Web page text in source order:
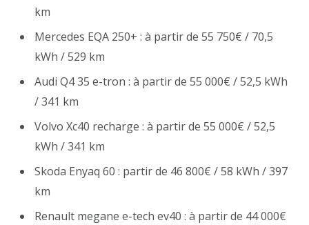
km
Mercedes EQA 250+ : à partir de 55 750€ / 70,5
kWh / 529 km
Audi Q4 35 e-tron : à partir de 55 000€ / 52,5 kWh
/ 341 km
Volvo Xc40 recharge : à partir de 55 000€ / 52,5
kWh / 341 km
Skoda Enyaq 60 : partir de 46 800€ / 58 kWh / 397
km
Renault megane e-tech ev40 : à partir de 44 000€